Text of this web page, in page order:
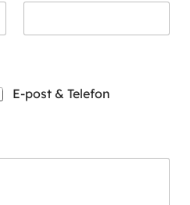
E-post & Telefon